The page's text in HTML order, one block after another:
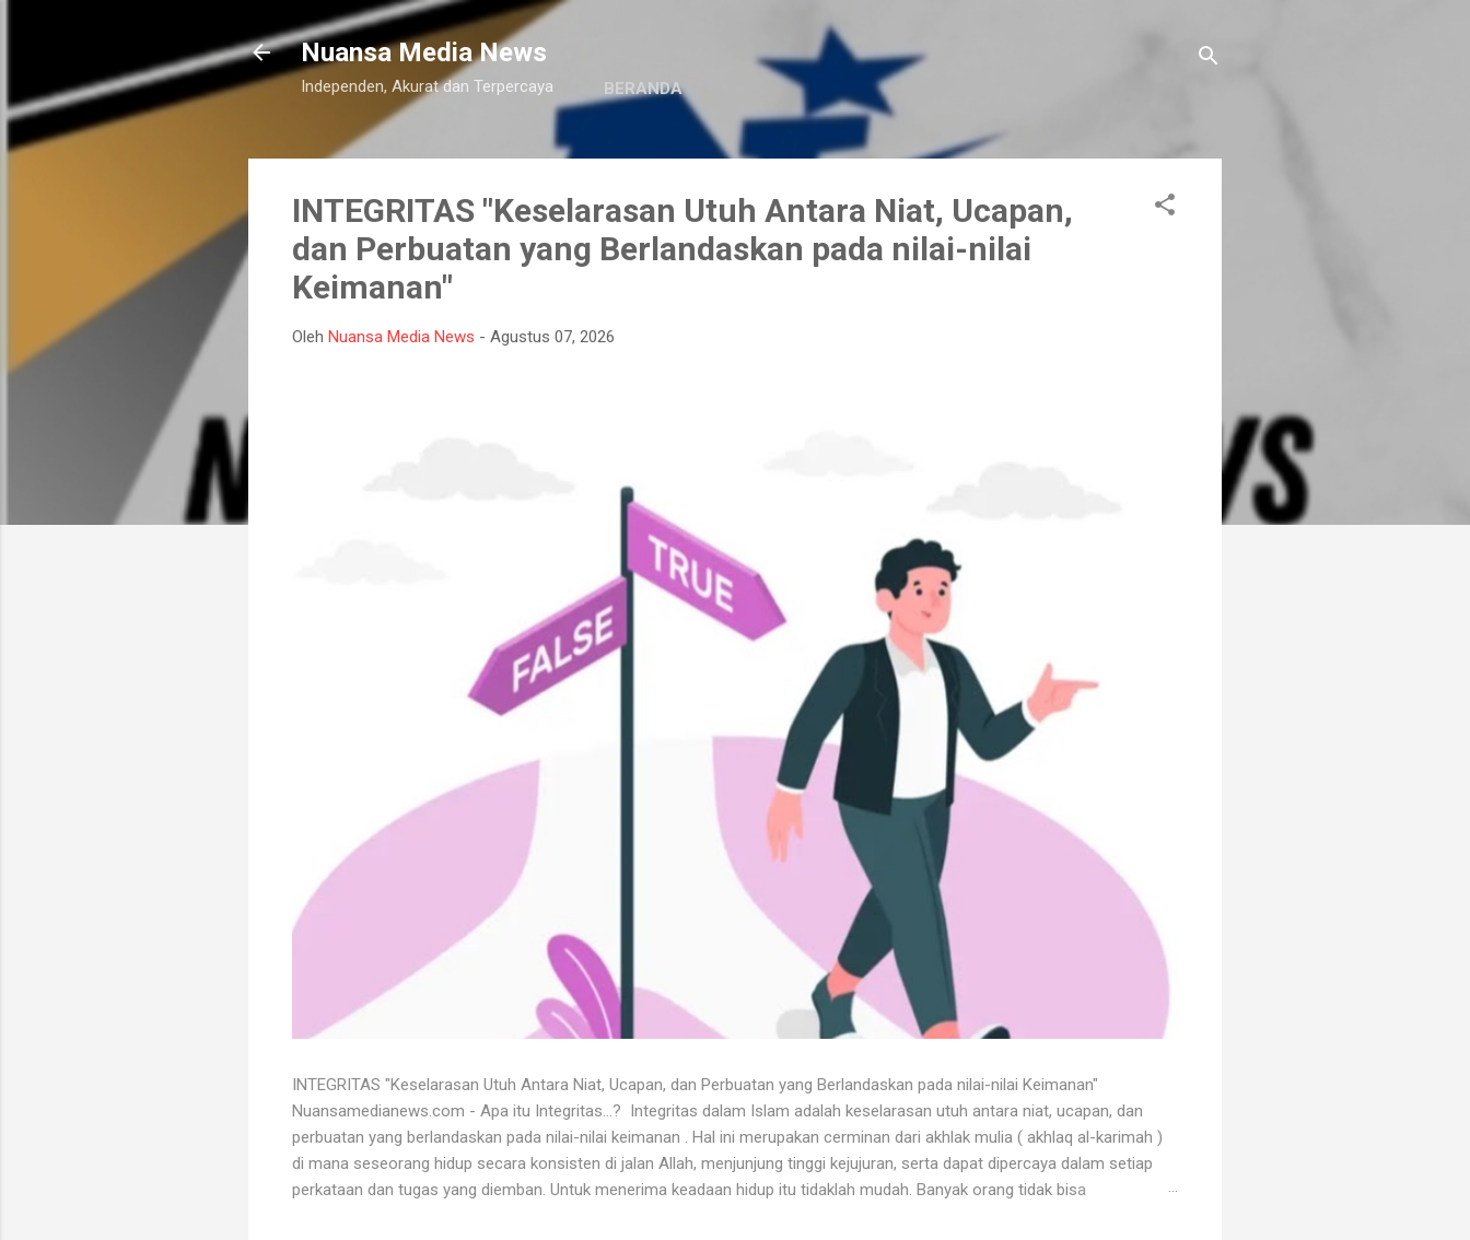
Langsung ke konten utama
Nuansa Media News
Independen, Akurat dan Terpercaya BERANDA
INTEGRITAS "Keselarasan Utuh Antara Niat, Ucapan,
dan Perbuatan yang Berlandaskan pada nilai-nilai
Keimanan"
Oleh Nuansa Media News - Agustus 07, 2026
INTEGRITAS "Keselarasan Utuh Antara Niat, Ucapan, dan Perbuatan yang Berlandaskan pada nilai-nilai Keimanan"
Nuansamedianews.com - Apa itu Integritas...? Integritas dalam Islam adalah keselarasan utuh antara niat, ucapan, dan
perbuatan yang berlandaskan pada nilai-nilai keimanan . Hal ini merupakan cerminan dari akhlak mulia ( akhlaq al-karimah )
di mana seseorang hidup secara konsisten di jalan Allah, menjunjung tinggi kejujuran, serta dapat dipercaya dalam setiap
perkataan dan tugas yang diemban. Untuk menerima keadaan hidup itu tidaklah mudah. Banyak orang tidak bisa